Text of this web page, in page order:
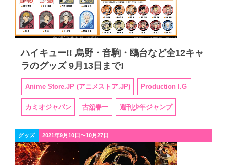
ハイキュー!! 烏野・音駒・鴎台など全12キャ
ラのグッズ 9月13日まで!
Anime Store.JP (アニメストア.JP) Production I.G
カミオジャパン 古舘春一 週刊少年ジャンプ
グッズ 2021年9月10日〜10月27日